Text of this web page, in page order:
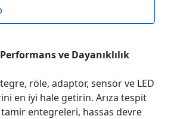
ve Dayanıklılık
röle, adaptör, sensör ve LED
en iyi hale getirin. Arıza tespit
entegreleri, hassas devre